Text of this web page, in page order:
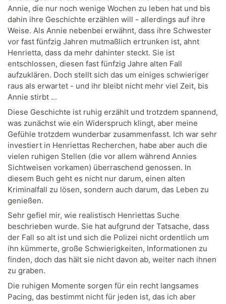
Annie, die nur noch wenige Wochen zu leben hat und bis
dahin ihre Geschichte erzählen will - allerdings auf ihre
Weise. Als Annie nebenbei erwähnt, dass ihre Schwester
vor fast fünfzig Jahren mutmaßlich ertrunken ist, ahnt
Henrietta, dass da mehr dahinter steckt. Sie ist
entschlossen, diesen fast fünfzig Jahre alten Fall
aufzuklären. Doch stellt sich das um einiges schwieriger
raus als erwartet - und ihr bleibt nicht mehr viel Zeit, bis
Annie stirbt ...
Diese Geschichte ist ruhig erzählt und trotzdem spannend,
was zunächst wie ein Widerspruch klingt, aber meine
Gefühle trotzdem wunderbar zusammenfasst. Ich war sehr
investiert in Henriettas Recherchen, habe aber auch die
vielen ruhigen Stellen (die vor allem während Annies
Sichtweisen vorkamen) überraschend genossen. In
diesem Buch geht es nicht nur darum, einen alten
Kriminalfall zu lösen, sondern auch darum, das Leben zu
genießen.
Sehr gefiel mir, wie realistisch Henriettas Suche
beschrieben wurde. Sie hat aufgrund der Tatsache, dass
der Fall so alt ist und sich die Polizei nicht ordentlich um
ihn kümmerte, große Schwierigkeiten, Informationen zu
finden, doch das hält sie nicht davon ab, weiter nach ihnen
zu graben.
Die ruhigen Momente sorgen für ein recht langsames
Pacing, das bestimmt nicht für jeden ist, das ich aber